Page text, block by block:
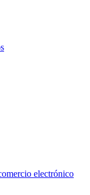
electrónico